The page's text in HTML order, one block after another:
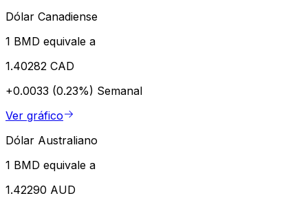
Dólar Canadiense
1 BMD equivale a
1.40282 CAD
+0.0033 (0.23%) Semanal
Ver gráfico
Dólar Australiano
1 BMD equivale a
1.42290 AUD